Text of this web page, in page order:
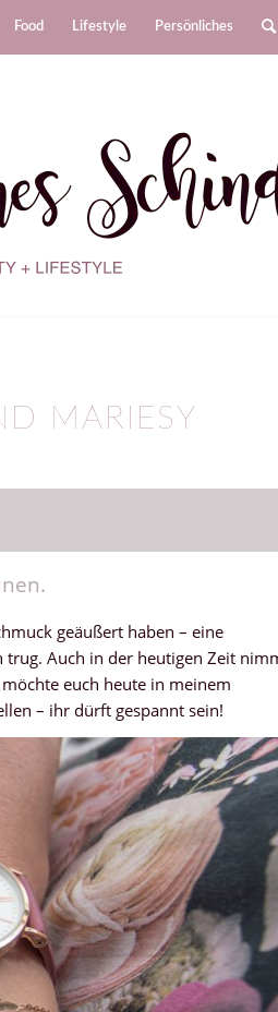
Food Lifestyle Persönliches
MARIESY
geäußert haben – eine
trug. Auch in der heutigen Zeit
euch heute in meinem
– ihr dürft gespannt sein!